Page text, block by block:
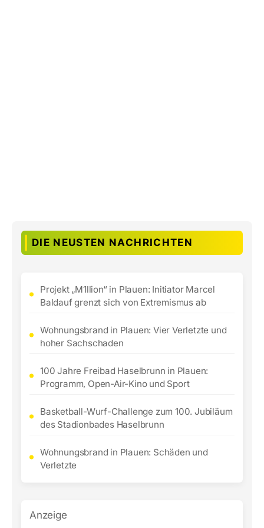
DIE NEUSTEN NACHRICHTEN
Projekt „M1llion“ in Plauen: Initiator Marcel
Baldauf grenzt sich von Extremismus ab
Wohnungsbrand in Plauen: Vier Verletzte und
hoher Sachschaden
100 Jahre Freibad Haselbrunn in Plauen:
Programm, Open-Air-Kino und Sport
Basketball-Wurf-Challenge zum 100. Jubiläum
des Stadionbades Haselbrunn
Wohnungsbrand in Plauen: Schäden und
Verletzte
Anzeige